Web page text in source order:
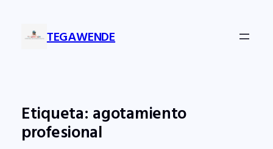
TEGAWENDE
Etiqueta: agotamiento
profesional